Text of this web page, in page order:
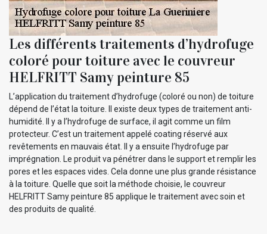
Les différents traitements d’hydrofuge
coloré pour toiture avec le couvreur
HELFRITT Samy peinture 85
L’application du traitement d’hydrofuge (coloré ou non) de toiture
dépend de l’état la toiture. Il existe deux types de traitement anti-
humidité. Il y a l’hydrofuge de surface, il agit comme un film
protecteur. C’est un traitement appelé coating réservé aux
revêtements en mauvais état. Il y a ensuite l’hydrofuge par
imprégnation. Le produit va pénétrer dans le support et remplir les
pores et les espaces vides. Cela donne une plus grande résistance
à la toiture. Quelle que soit la méthode choisie, le couvreur
HELFRITT Samy peinture 85 applique le traitement avec soin et
des produits de qualité.